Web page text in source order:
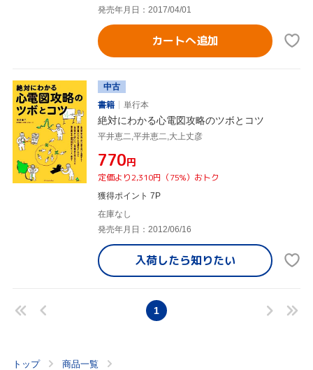
発売年月日：2017/04/01
カートへ追加
中古
書籍
単行本
絶対にわかる心電図攻略のツボとコツ
平井恵二,平井恵二,大上丈彦
¥770円
定価より2,310円（75%）おトク
獲得ポイント 7P
在庫なし
発売年月日：2012/06/16
入荷したら知りたい
1
トップ 商品一覧